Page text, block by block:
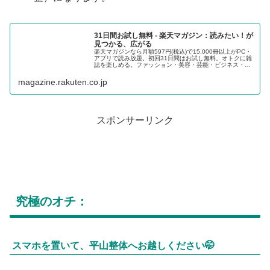
31日間お試し無料 - 楽天マガジン：読みたい！が
見つかる、広がる
楽天マガジンなら月額597円(税込)で15,000冊以上がPC・
アプリで読み放題。初回31日間はお試し無料。オトクに雑
誌を楽しめる。ファッション・美容・芸能・ビジネス・経
magazine.rakuten.co.jp
スポンサーリンク
究極のオチ：
スマホを置いて、平山整体へお越しください🤭